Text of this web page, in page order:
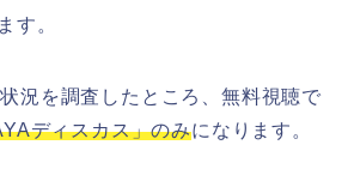
す。
況を調査したところ、無料視聴で
ディスカス」のみになります。